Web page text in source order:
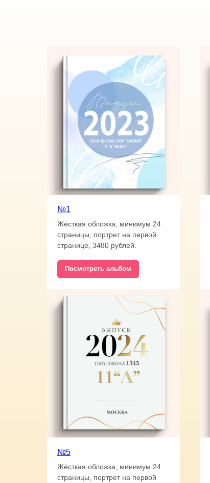
№1
Жёсткая обложка, минимум 24
страницы, портрет на первой
странице, 3480 рублей.
Посмотреть альбом
№5
Жёсткая обложка, минимум 24
страницы, портрет на первой